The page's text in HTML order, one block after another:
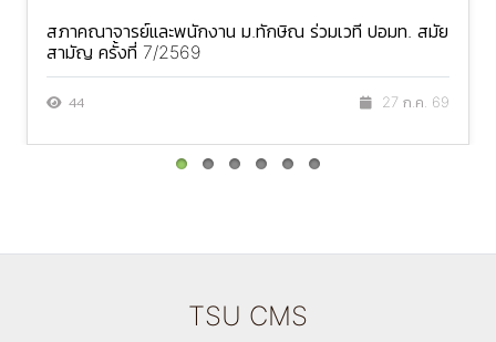
สภาคณาจารย์และพนักงาน ม.ทักษิณ ร่วมเวที ปอมท. สมัย
สามัญ ครั้งที่ 7/2569
44 27 ก.ค. 69
TSU CMS